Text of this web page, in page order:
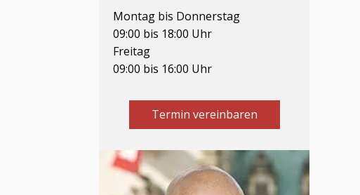
Montag bis Donnerstag
09:00 bis 18:00 Uhr
Freitag
09:00 bis 16:00 Uhr
Termin vereinbaren